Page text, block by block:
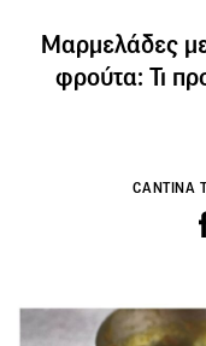
Μαρμελάδες
φρούτα: Τι
CANTINA